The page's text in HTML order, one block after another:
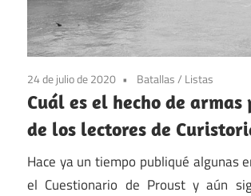
24 de julio de 2020 Batallas/ Listas
Cuál es el hecho de
de los lectores de
Hace ya un tiempo publiqué algunas
el Cuestionario de Proust y aún